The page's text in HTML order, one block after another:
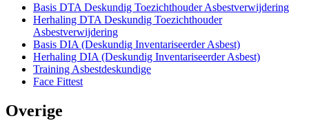
Basis DTA Deskundig Toezichthouder Asbestverwijdering
Herhaling DTA Deskundig Toezichthouder
Asbestverwijdering
Basis DIA (Deskundig Inventariseerder Asbest)
Herhaling DIA (Deskundig Inventariseerder Asbest)
Training Asbestdeskundige
Face Fittest
Overige